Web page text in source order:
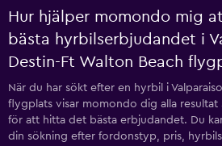
Hur hjälper momondo mig
bästa hyrbilserbjudandet i
Destin-Ft Walton Beach
När du har sökt efter en hyrbil i
flygplats visar momondo dig alla resultat
för att hitta det bästa erbjudandet. Du
din sökning efter fordonstyp, pris,